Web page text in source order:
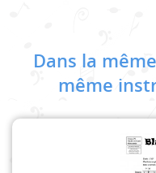
Dans la
même